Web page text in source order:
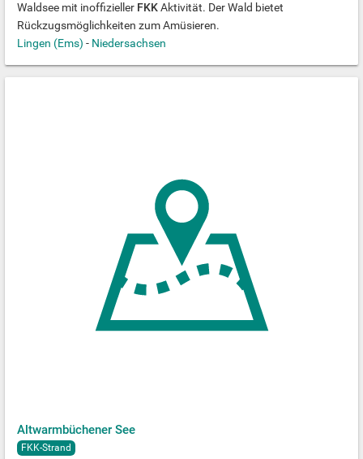
Waldsee mit inoffizieller FKKAktivität. Der Wald bietet
Rückzugsmöglichkeiten zum Amüsieren.
Lingen (Ems) - Niedersachsen
Altwarmbüchener See
FKK-Strand